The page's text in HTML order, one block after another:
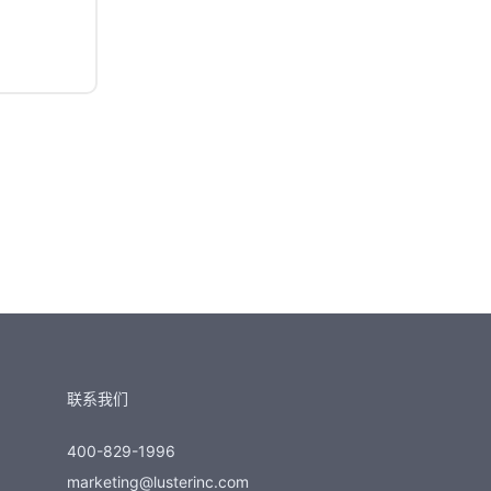
联系我们
400-829-1996
marketing@lusterinc.com